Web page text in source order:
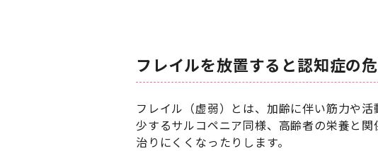
フレイルを放置すると認知症の
フレイル（虚弱）とは、加齢に伴い筋力や
少するサルコペニア同様、高齢者の栄養と
治りにくくなったりします。